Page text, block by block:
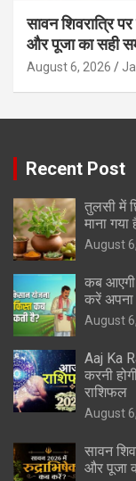
सावन शिवरात्रि
और पूजा का सही
August 6, 2026
Recent Post
तुलसी में
माना
August
कब आएगी
करें
August
Aaj Ka
करनी
राशिफल
August
सावन
और पूजा